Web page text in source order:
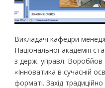
Викладачі кафедри
Національної академіїі
з держ. управл. Воробйов
«Інноватика в сучасній
форматі. Захід